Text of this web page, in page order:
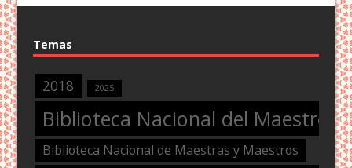
Temas
2018 2025
Biblioteca Nacional del Maestro
Biblioteca Nacional de Maestras y Maestros